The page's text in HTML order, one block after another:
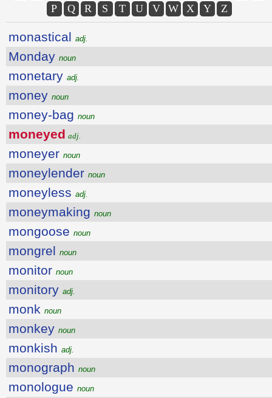
P
Q R S T U V W X Y Z
monastical adj.
Monday noun
monetary adj.
money noun
money-bag noun
moneyed adj.
moneyer noun
moneylender noun
moneyless adj.
moneymaking noun
mongoose noun
mongrel noun
monitor noun
monitory adj.
monk noun
monkey noun
monkish adj.
monograph noun
monologue noun